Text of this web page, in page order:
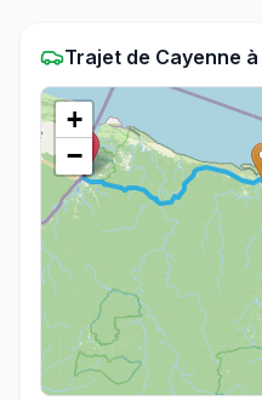
Trajet de Cayenne à
+
−